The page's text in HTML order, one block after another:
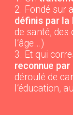
Fondé sur
définis par la
de santé, des
l’âge...)
Et qui
reconnue par
déroulé de
l’éducation,